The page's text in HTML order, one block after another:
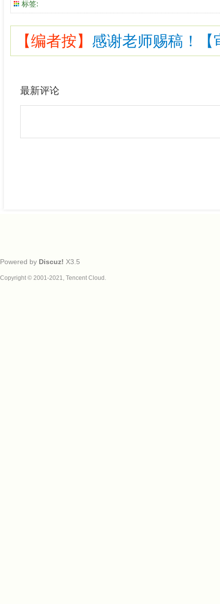
标签:
【编者按】 感谢老师赐稿！【
最新评论
Powered by Discuz! X3.5
Copyright © 2001-2021, Tencent Cloud.